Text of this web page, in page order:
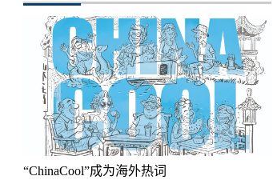
“ChinaCool”成为海外热词